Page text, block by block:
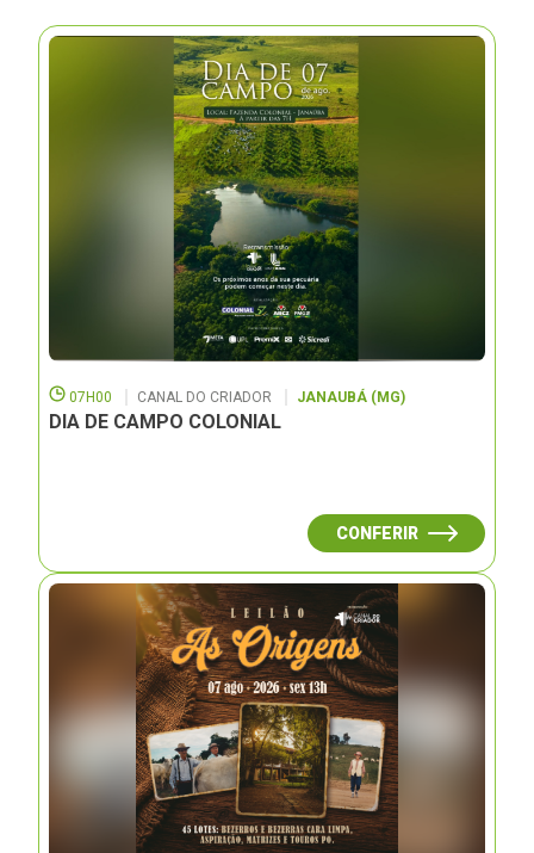
07H00 CANAL DO CRIADOR JANAUBÁ (MG)
DIA DE CAMPO COLONIAL
CONFERIR